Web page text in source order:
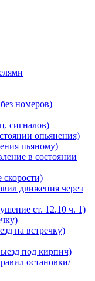
номеров)
сигналов)
опьянения)
пьяному)
в состоянии
движения через
ст. 12.10 ч. 1)
на встречку)
под кирпич)
остановки/